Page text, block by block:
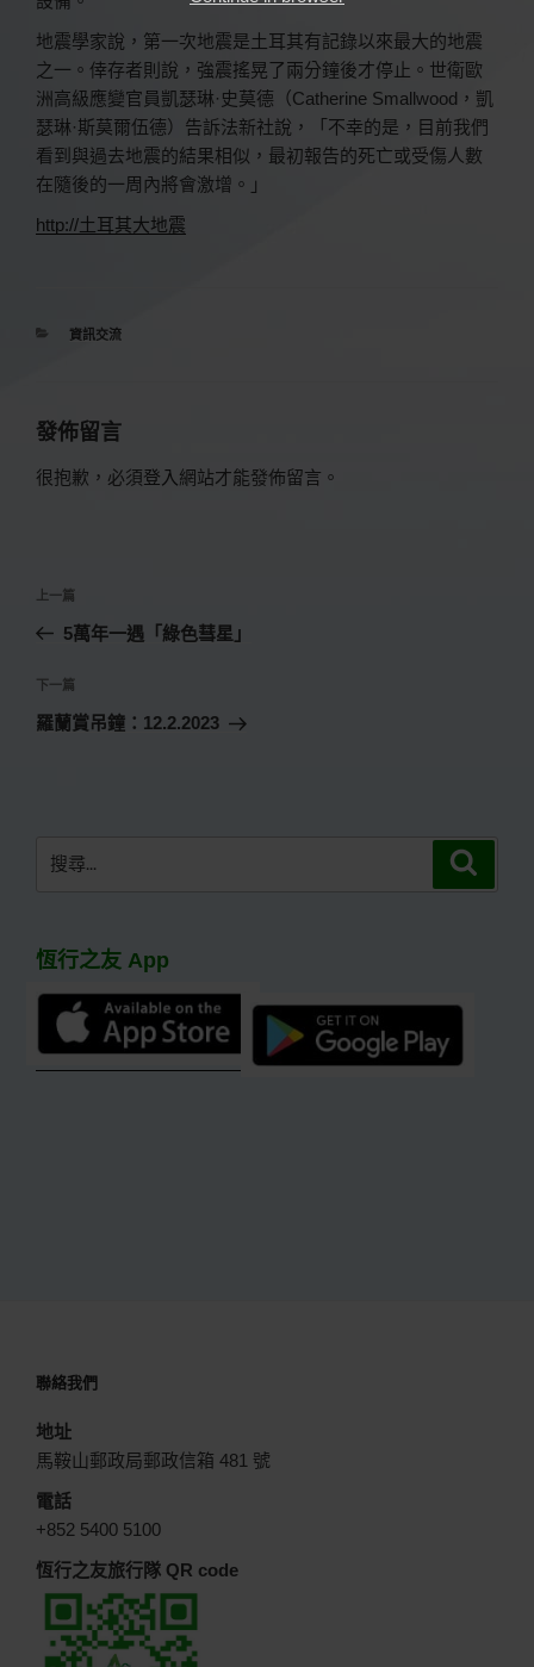
地震學家說，第一次地震是土耳其有記錄以來最大的地震
之一。倖存者則說，強震搖晃了兩分鐘後才停止。世衛歐
洲高級應變官員凱瑟琳·史莫德（Catherine Smallwood，凱
瑟琳·斯莫爾伍德）告訴法新社說，「不幸的是，目前我們
看到與過去地震的結果相似，最初報告的死亡或受傷人數
在隨後的一周內將會激增。」
http://土耳其大地震
分
資訊交流
發佈留言
很抱歉，必須登入 網站才能發佈留言。
文
覽
上
一
文
章
上一篇
5萬年一遇「綠色彗星」
下
一
下一篇
羅蘭賞吊鐘：12.2.2023
尋
字:
恆行之友 App
聯絡我們
地址
馬鞍山郵政局郵政信箱 481 號
電話
+852 5400 5100
恆行之友旅行隊 QR code